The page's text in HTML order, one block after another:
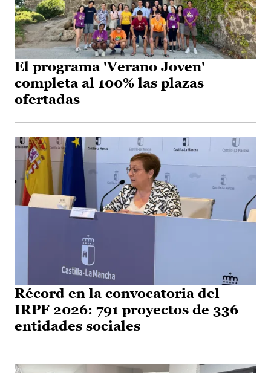
El programa 'Verano Joven'
completa al 100% las plazas
ofertadas
Récord en la convocatoria del
IRPF 2026: 791 proyectos de 336
entidades sociales